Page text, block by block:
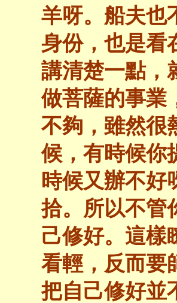
羊呀。船夫也
身份，也是看
講清楚一點，
做菩薩的事業
不夠，雖然很
候，有時候你
時候又辦不好
拾。所以不管
己修好。這樣
看輕，反而要
把自己修好並